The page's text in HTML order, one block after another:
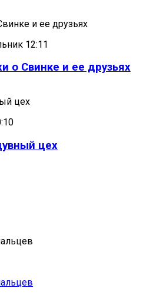
и ее друзьях
12:11
о Свинке и ее друзьях
цех
цех